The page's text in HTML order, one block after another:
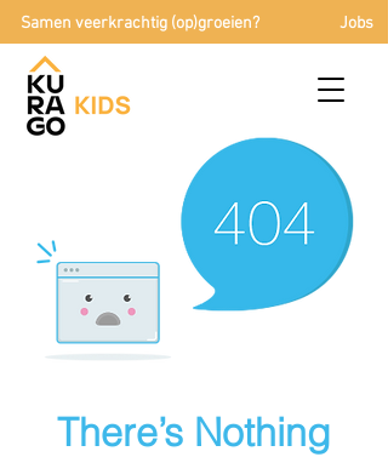
Samen veerkrachtig (op)groeien? Jobs
There’s Nothing